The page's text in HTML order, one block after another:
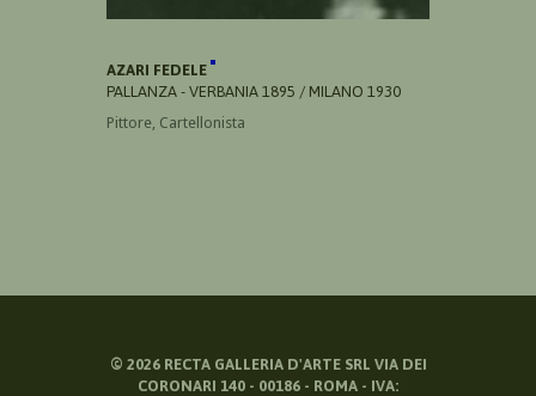
AZARI FEDELE
PALLANZA - VERBANIA 1895 / MILANO 1930
Pittore, Cartellonista
© 2026RECTA GALLERIA D'ARTE SRL VIA DEI
CORONARI 140 - 00186 - ROMA - IVA: